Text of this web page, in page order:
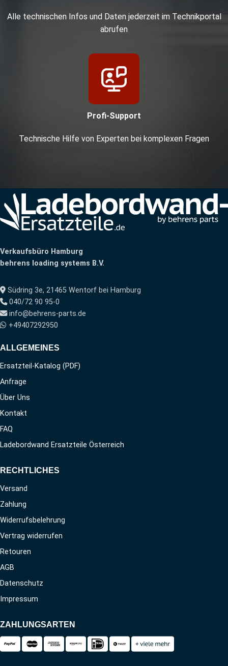
Alle technischen Infos und Daten jederzeit im Technikportal
abrufen
Profi-Support
Technische Hilfe von Experten bei komplexen Fragen
Verkaufsbüro Hamburg
behrens loading systems B.V.
Südring 3e, 21465 Wentorf bei Hamburg
040/72 90 95-0
info@behrens-parts.de
+49407292950
ALLGEMEINES
Ersatzteil-Katalog (PDF)
Anfrage
Über Uns
Kontakt
FAQ
Ladebordwand Ersatzteile Österreich
RECHTLICHES
Versand
Zahlung
Widerrufsbelehrung
Vertrag widerrufen
Retouren
AGB
Datenschutz
Impressum
ZAHLUNGSARTEN